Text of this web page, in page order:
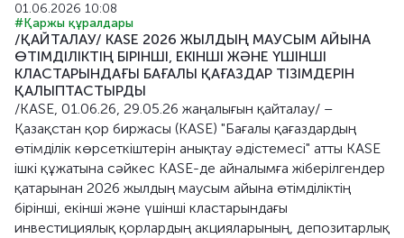
01.06.2026 10:08
#Қаржы құралдары
/ҚАЙТАЛАУ/ KASE 2026 ЖЫЛДЫҢ МАУСЫМ АЙЫНА
ӨТІМДІЛІКТІҢ БІРІНШІ, ЕКІНШІ ЖӘНЕ ҮШІНШІ
КЛАСТАРЫНДАҒЫ БАҒАЛЫ ҚАҒАЗДАР ТІЗІМДЕРІН
ҚАЛЫПТАСТЫРДЫ
/KASE, 01.06.26, 29.05.26 жаңалығын қайталау/ –
Қазақстан қор биржасы (KASE) "Бағалы қағаздардың
өтімділік көрсеткіштерін анықтау әдістемесі" атты KASE
ішкі құжатына сәйкес KASE-де айналымға жіберілгендер
қатарынан 2026 жылдың маусым айына өтімділіктің
бірінші, екінші және үшінші кластарындағы
инвестициялық қорлардың акцияларының, депозитарлық